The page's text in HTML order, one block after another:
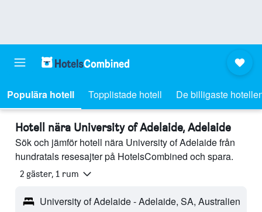
Populära hotell Topplistade hotell De billigaste
Hotell nära University of Adelaide, Adelaide
Sök och jämför hotell nära University of Adelaide från
hundratals resesajter på HotelsCombined och spara.
2 gäster, 1 rum
University of Adelaide - Adelaide, SA, Australien